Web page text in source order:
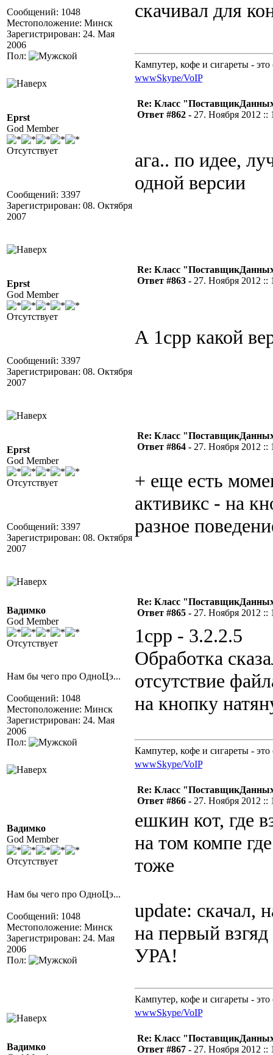
Сообщений: 1048
Местоположение: Минск
Зарегистрирован: 24. Мая
2006
Пол:
скачивал для
Кампутер, кофе и сигареты - это
wwwSkype/VoIP
Eprst
God Member
Отсутствует
Сообщений: 3397
Зарегистрирован: 08. Октября
2007
Re: Класс
Ответ #862 - 27. Ноября 2012 ::
ага.. по идее,
одной версии
Eprst
God Member
Отсутствует
Сообщений: 3397
Зарегистрирован: 08. Октября
2007
Re: Класс
Ответ #863 - 27. Ноября 2012 ::
А 1сpp какой
Eprst
God Member
Отсутствует
Сообщений: 3397
Зарегистрирован: 08. Октября
2007
Re: Класс
Ответ #864 - 27. Ноября 2012 ::
+ еще есть
активикс - на
разное
Вадимко
God Member
Отсутствует
Нам бы чего про ОдноЦэ...
Сообщений: 1048
Местоположение: Минск
Зарегистрирован: 24. Мая
2006
Пол:
Re: Класс
Ответ #865 - 27. Ноября 2012 ::
1cpp - 3.2.2.5
Обработка
отсутствие
на кнопку
Кампутер, кофе и сигареты - это
wwwSkype/VoIP
Вадимко
God Member
Отсутствует
Нам бы чего про ОдноЦэ...
Сообщений: 1048
Местоположение: Минск
Зарегистрирован: 24. Мая
2006
Пол:
Re: Класс
Ответ #866 - 27. Ноября 2012 ::
ешкин кот, где
на том компе
тоже
update: скачал,
на первый
УРА!
Кампутер, кофе и сигареты - это
wwwSkype/VoIP
Вадимко
Re: Класс
Ответ #867 - 27. Ноября 2012 ::